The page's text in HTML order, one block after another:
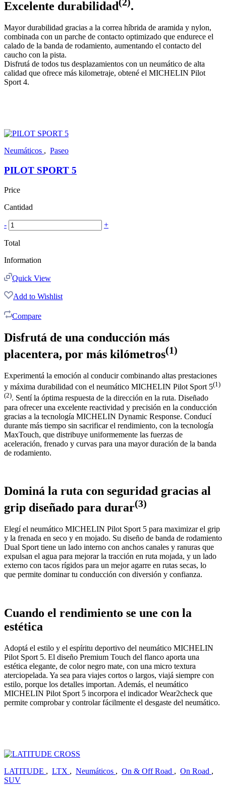
Excelente durabilidad .
Mayor durabilidad gracias a la correa híbrida de aramida y nylon,
combinada con un parche de contacto optimizado que endurece el
calado de la banda de rodamiento, aumentando el contacto del
caucho con la pista.
Disfrutá de todos tus desplazamientos con un neumático de alta
calidad que ofrece más kilometraje, obtené el MICHELIN Pilot
Sport 4.
Neumáticos , Paseo
PILOT SPORT 5
Price
Cantidad
- +
Total
Information
Quick View
Add to Wishlist
Compare
Disfrutá de una conducción más
placentera, por más kilómetros(1)
Experimentá la emoción al conducir combinando altas prestaciones
y máxima durabilidad con el neumático MICHELIN Pilot Sport 5(1)
(2). Sentí la óptima respuesta de la dirección en la ruta. Diseñado
para ofrecer una excelente reactividad y precisión en la conducción
gracias a la tecnología MICHELIN Dynamic Response. Conducí
durante más tiempo sin sacrificar el rendimiento, con la tecnología
MaxTouch, que distribuye uniformemente las fuerzas de
aceleración, frenado y curvas para una mayor duración de la banda
de rodamiento.
Dominá la ruta con seguridad gracias al
grip diseñado para durar(3)
Elegí el neumático MICHELIN Pilot Sport 5 para maximizar el grip
y la frenada en seco y en mojado. Su diseño de banda de rodamiento
Dual Sport tiene un lado interno con anchos canales y ranuras que
expulsan el agua para mejorar la tracción en ruta mojada, y un lado
externo con tacos rígidos para un mejor agarre en rutas secas, lo
que permite dominar tu conducción con diversión y confianza.
Cuando el rendimiento se une con la
estética
Adoptá el estilo y el espíritu deportivo del neumático MICHELIN
Pilot Sport 5. El diseño Premium Touch del flanco aporta una
estética elegante, de color negro mate, con una micro textura
aterciopelada. Ya sea para viajes cortos o largos, viajá siempre con
estilo, porque los detalles importan. Además, el neumático
MICHELIN Pilot Sport 5 incorpora el indicador Wear2check que
permite comprobar y controlar fácilmente el desgaste del neumático.
LATITUDE , LTX , Neumáticos , On & Off Road , On Road ,
SUV